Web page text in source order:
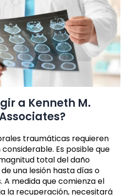
a Kenneth M.
traumáticas requieren
Es posible que
total del daño
una lesión hasta días o
A medida que comienza el
la recuperación, necesitará